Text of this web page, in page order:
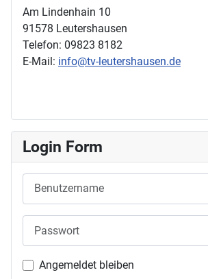
Am Lindenhain 10
91578 Leutershausen
Telefon: 09823 8182
E-Mail: info@tv-leutershausen.de
Login Form
Angemeldet bleiben